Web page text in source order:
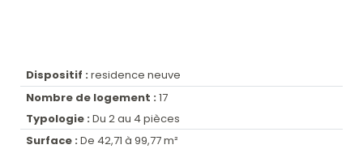
Dispositif : residence neuve
Nombre de logement : 17
Typologie : Du 2 au 4 pièces
Surface : De 42,71 à 99,77 m²